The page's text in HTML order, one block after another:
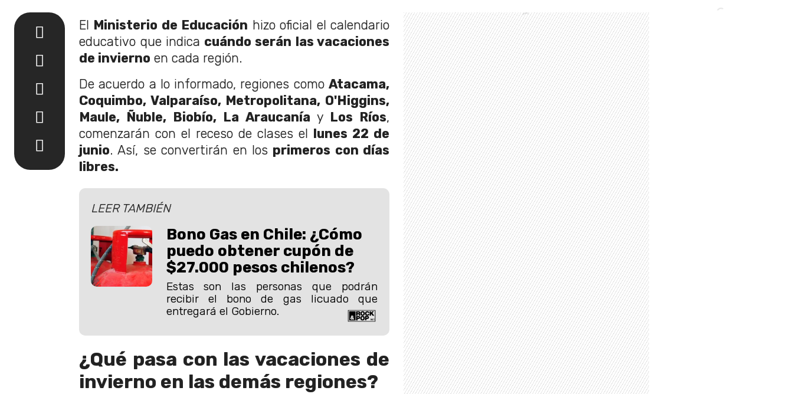
El Ministerio de Educación hizo oficial el calendario
educativo que indica cuándo serán las vacaciones
de invierno en cada región.
De acuerdo a lo informado, regiones como Atacama,
Coquimbo, Valparaíso, Metropolitana, O'Higgins,
Maule, Ñuble, Biobío, La Araucanía yLos Ríos,
comenzarán con el receso de clases el lunes 22 de
junio. Así, se convertirán en los primeros con días
libres.
LEER TAMBIÉN
Bono Gas en Chile: ¿Cómo
puedo obtener cupón de
$27.000 pesos chilenos?
Estas son las personas que podrán
recibir el bono de gas licuado que
entregará el Gobierno.
¿Qué pasa con las vacaciones de
invierno en las demás regiones?